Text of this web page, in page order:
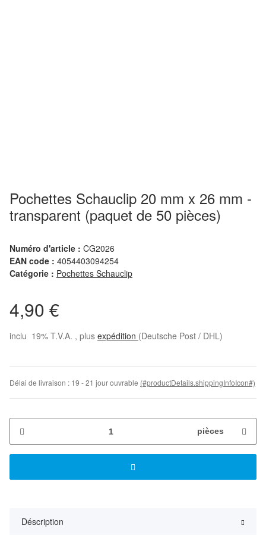
Pochettes Schauclip 20 mm x 26 mm -
transparent (paquet de 50 pièces)
Numéro d'article : CG2026
EAN code : 4054403094254
Catégorie : Pochettes Schauclip
4,90 €
inclu 19% T.V.A. , plus expédition (Deutsche Post / DHL)
Délai de livraison : 19 - 21 jour ouvrable (#productDetails.shippingInfoIcon#)
pièces
Déscription